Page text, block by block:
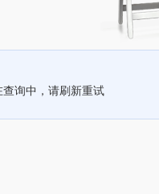
查询中，请刷新重试